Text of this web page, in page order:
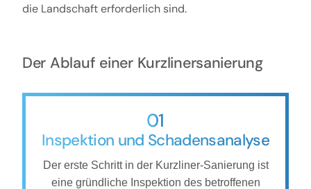
die Landschaft erforderlich sind.
Der Ablauf einer Kurzlinersanierung
01
Inspektion und Schadensanalyse
Der erste Schritt in der Kurzliner-Sanierung ist
eine gründliche Inspektion des betroffenen